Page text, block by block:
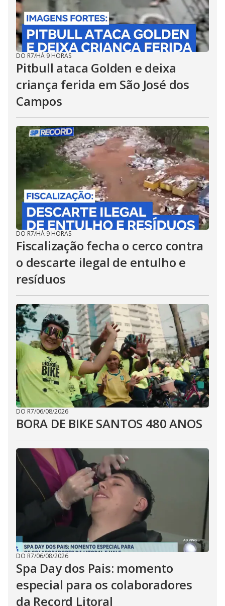
DO R7/HÁ 9 HORAS
Pitbull ataca Golden e deixa
criança ferida em São José dos
Campos
DO R7/HÁ 9 HORAS
Fiscalização fecha o cerco contra
o descarte ilegal de entulho e
resíduos
DO R7/06/08/2026
BORA DE BIKE SANTOS 480 ANOS
DO R7/06/08/2026
Spa Day dos Pais: momento
especial para os colaboradores
da Record Litoral